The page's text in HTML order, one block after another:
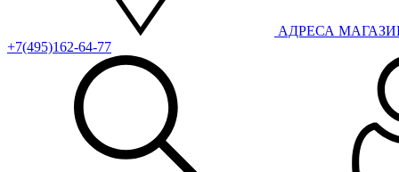
АДРЕСА
+7(495)162-64-77